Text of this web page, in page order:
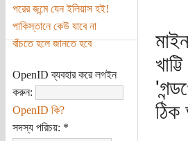
পরের জন্মে যেন ইলিয়াস হই!
পাকিস্তানে কেউ যাবে না
বাঁচতে হলে জানতে হবে
OpenID ব্যবহার করে লগইন
করুন:
OpenID কি?
সদস্য পরিচয়: *
ঠিক